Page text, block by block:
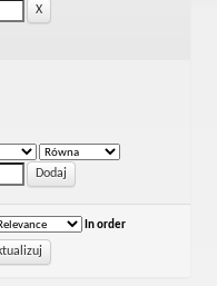
In order